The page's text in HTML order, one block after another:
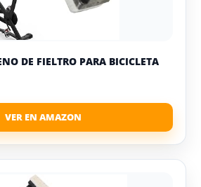
DE FIELTRO PARA BICICLETA